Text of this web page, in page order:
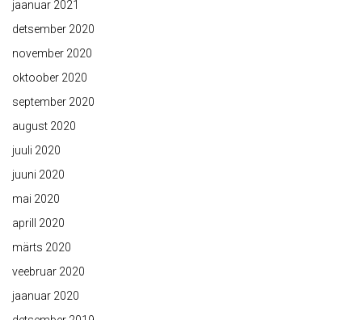
jaanuar 2021
detsember 2020
november 2020
oktoober 2020
september 2020
august 2020
juuli 2020
juuni 2020
mai 2020
aprill 2020
märts 2020
veebruar 2020
jaanuar 2020